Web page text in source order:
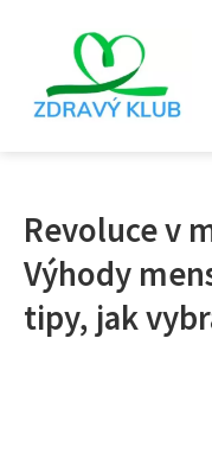
Revoluce v
Výhody
tipy, jak